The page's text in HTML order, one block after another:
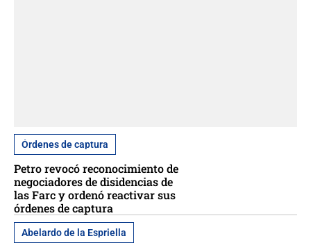
Órdenes de captura
Petro revocó reconocimiento de
negociadores de disidencias de
las Farc y ordenó reactivar sus
órdenes de captura
Abelardo de la Espriella